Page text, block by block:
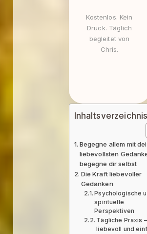
Kostenlos. Kein
Druck. Täglich
begleitet von
Chris.
Inhaltsverzeichnis
Begegne allem mit
liebevollsten
begegne dir selbst
Die Kraft liebevoller
Gedanken
Psychologische
spirituelle
Perspektiven
Tägliche Praxis –
liebevoll und